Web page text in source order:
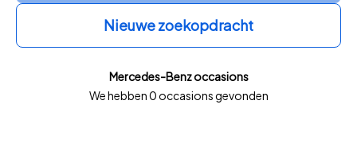
Nieuwe zoekopdracht
Mercedes-Benz occasions
We hebben 0 occasions gevonden